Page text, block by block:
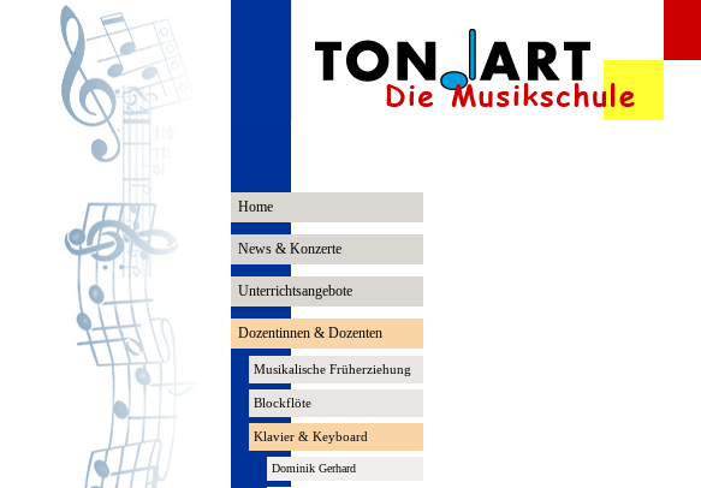
Home
News & Konzerte
Unterrichtsangebote
Dozentinnen & Dozenten
Musikalische Früherziehung
Blockflöte
Klavier & Keyboard
Dominik Gerhard